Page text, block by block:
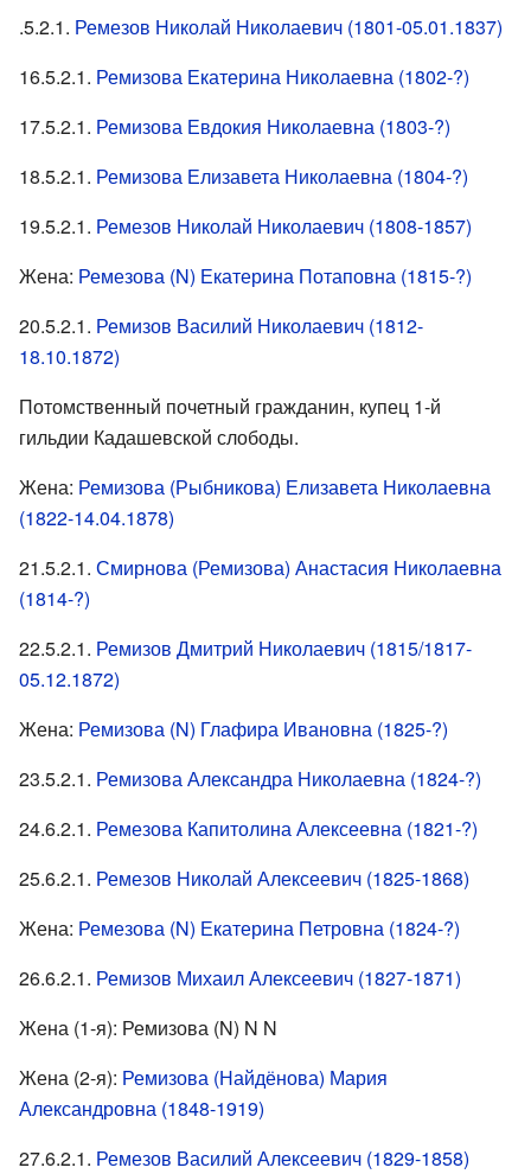
.5.2.1. Ремезов Николай Николаевич (1801-05.01.1837)
16.5.2.1. Ремизова Екатерина Николаевна (1802-?)
17.5.2.1. Ремизова Евдокия Николаевна (1803-?)
18.5.2.1. Ремизова Елизавета Николаевна (1804-?)
19.5.2.1. Ремезов Николай Николаевич (1808-1857)
Жена: Ремезова (N) Екатерина Потаповна (1815-?)
20.5.2.1. Ремизов Василий Николаевич (1812-
18.10.1872)
Потомственный почетный гражданин, купец 1-й
гильдии Кадашевской слободы.
Жена: Ремизова (Рыбникова) Елизавета Николаевна
(1822-14.04.1878)
21.5.2.1. Смирнова (Ремизова) Анастасия Николаевна
(1814-?)
22.5.2.1. Ремизов Дмитрий Николаевич (1815/1817-
05.12.1872)
Жена: Ремизова (N) Глафира Ивановна (1825-?)
23.5.2.1. Ремизова Александра Николаевна (1824-?)
24.6.2.1. Ремезова Капитолина Алексеевна (1821-?)
25.6.2.1. Ремезов Николай Алексеевич (1825-1868)
Жена: Ремезова (N) Екатерина Петровна (1824-?)
26.6.2.1. Ремизов Михаил Алексеевич (1827-1871)
Жена (1-я): Ремизова (N) N N
Жена (2-я): Ремизова (Найдёнова) Мария
Александровна (1848-1919)
27.6.2.1. Ремезов Василий Алексеевич (1829-1858)